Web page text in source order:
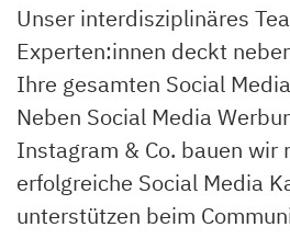
Unser interdisziplinäres
Experten:innen deckt
Ihre gesamten Social
Neben Social Media
Instagram & Co. bauen wir
erfolgreiche Social Media
unterstützen beim